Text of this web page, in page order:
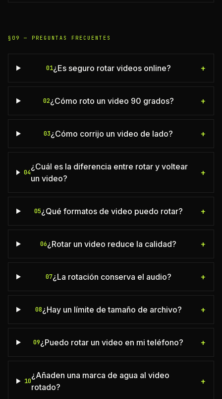
§09 — PREGUNTAS FRECUENTES
01¿Es seguro rotar videos online? +
02¿Cómo roto un video 90 grados? +
03¿Cómo corrijo un video de lado? +
04
¿Cuál es la diferencia entre rotar y voltear
un video?
+
05¿Qué formatos de video puedo rotar? +
06¿Rotar un video reduce la calidad? +
07¿La rotación conserva el audio? +
08¿Hay un límite de tamaño de archivo? +
09¿Puedo rotar un video en mi teléfono? +
10
¿Añaden una marca de agua al video
rotado?
+